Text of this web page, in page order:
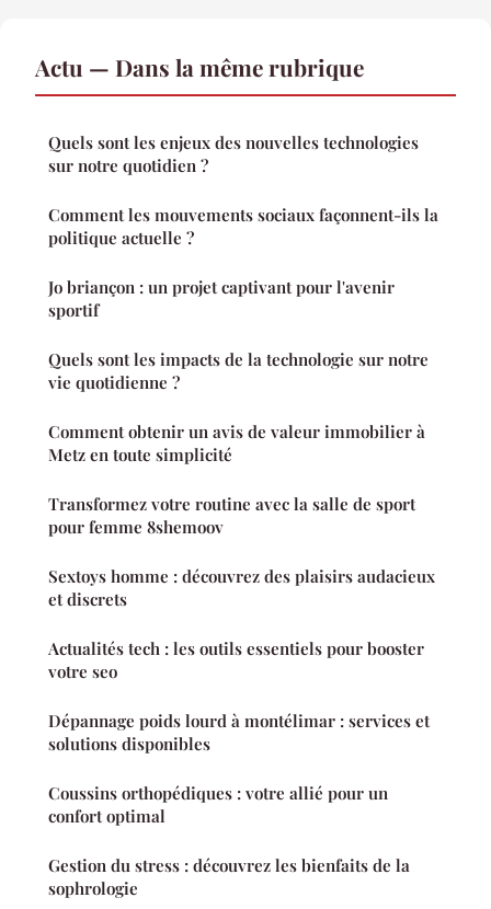
Actu — Dans la même rubrique
Quels sont les enjeux des nouvelles technologies
sur notre quotidien ?
Comment les mouvements sociaux façonnent-ils la
politique actuelle ?
Jo briançon : un projet captivant pour l'avenir
sportif
Quels sont les impacts de la technologie sur notre
vie quotidienne ?
Comment obtenir un avis de valeur immobilier à
Metz en toute simplicité
Transformez votre routine avec la salle de sport
pour femme 8shemoov
Sextoys homme : découvrez des plaisirs audacieux
et discrets
Actualités tech : les outils essentiels pour booster
votre seo
Dépannage poids lourd à montélimar : services et
solutions disponibles
Coussins orthopédiques : votre allié pour un
confort optimal
Gestion du stress : découvrez les bienfaits de la
sophrologie